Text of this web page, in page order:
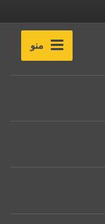
منو